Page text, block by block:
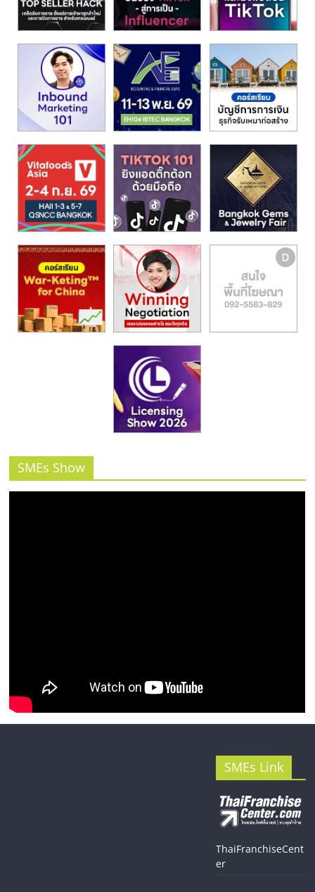
SMEs Show
SMEs Link
ThaiFranchiseCent
er